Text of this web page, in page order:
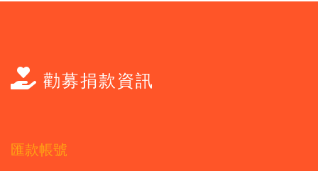
勸募捐款資訊
匯款帳號